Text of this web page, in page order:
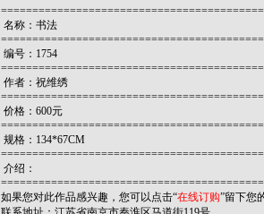
名称：书法
编号：1754
作者： 祝维绣
价格：600元
规格：134*67CM
介绍：
如果您对此作品感兴趣，您可以点击“在线订购”留下您